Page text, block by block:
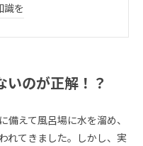
識を
いのが正解！？
えて風呂場に水を溜め、
れてきました。しかし、実